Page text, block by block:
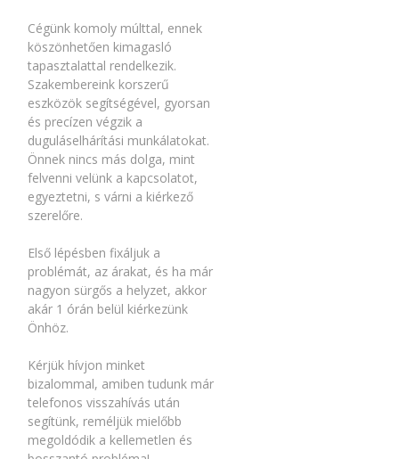
Cégünk komoly múlttal, ennek
köszönhetően kimagasló
tapasztalattal rendelkezik.
Szakembereink korszerű
eszközök segítségével, gyorsan
és precízen végzik a
duguláselhárítási munkálatokat.
Önnek nincs más dolga, mint
felvenni velünk a kapcsolatot,
egyeztetni, s várni a kiérkező
szerelőre.
Első lépésben fixáljuk a
problémát, az árakat, és ha már
nagyon sürgős a helyzet, akkor
akár 1 órán belül kiérkezünk
Önhöz.
Kérjük hívjon minket
bizalommal, amiben tudunk már
telefonos visszahívás után
segítünk, reméljük mielőbb
megoldódik a kellemetlen és